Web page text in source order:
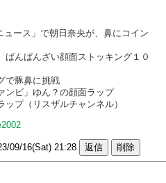
ュース」で朝日奈央が、鼻にコイン
ばんばんざい顔面ストッキング１０
で豚鼻に挑戦
ンビ」ゆん？の顔面ラップ
ップ（リスザルチャンネル）
09/16(Sat) 21:28